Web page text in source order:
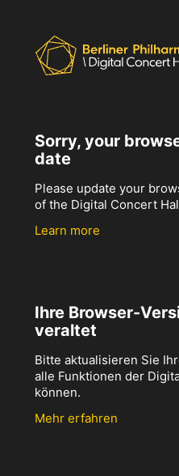
Sorry, your
date
Please update your
of the Digital Concert
Learn more
Ihre Browser-
veraltet
Bitte aktualisieren Sie
alle Funktionen der
können.
Mehr erfahren